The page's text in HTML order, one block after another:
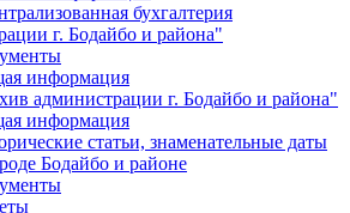
бухгалтерия
г. Бодайбо и района"
информация
администрации г. Бодайбо и района"
информация
статьи, знаменательные даты
Бодайбо и районе